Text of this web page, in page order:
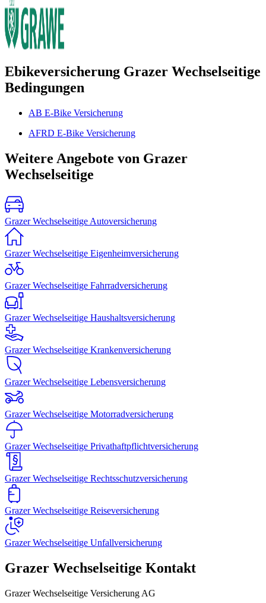
Ebikeversicherung Grazer Wechselseitige
Bedingungen
AB E-Bike Versicherung
AFRD E-Bike Versicherung
Weitere Angebote von Grazer
Wechselseitige
Grazer Wechselseitige Autoversicherung
Grazer Wechselseitige Eigenheimversicherung
Grazer Wechselseitige Fahrradversicherung
Grazer Wechselseitige Haushaltsversicherung
Grazer Wechselseitige Krankenversicherung
Grazer Wechselseitige Lebensversicherung
Grazer Wechselseitige Motorradversicherung
Grazer Wechselseitige Privathaftpflichtversicherung
Grazer Wechselseitige Rechtsschutzversicherung
Grazer Wechselseitige Reiseversicherung
Grazer Wechselseitige Unfallversicherung
Grazer Wechselseitige Kontakt
Grazer Wechselseitige Versicherung AG